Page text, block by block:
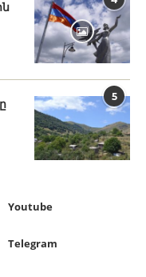
5
Youtube
Telegram